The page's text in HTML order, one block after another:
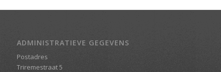
ADMINISTRATIEVE GEGEVENS
Postadres
Triremestraat 5